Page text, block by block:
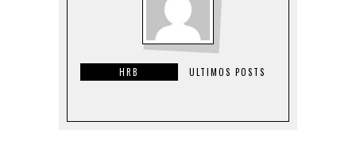
HRB ULTIMOS POSTS